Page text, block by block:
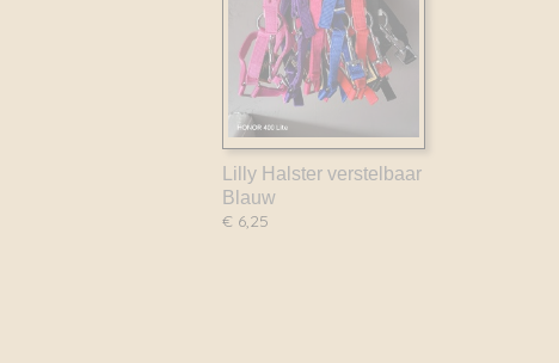
Lilly Halster verstelbaar
Blauw
€ 6,25